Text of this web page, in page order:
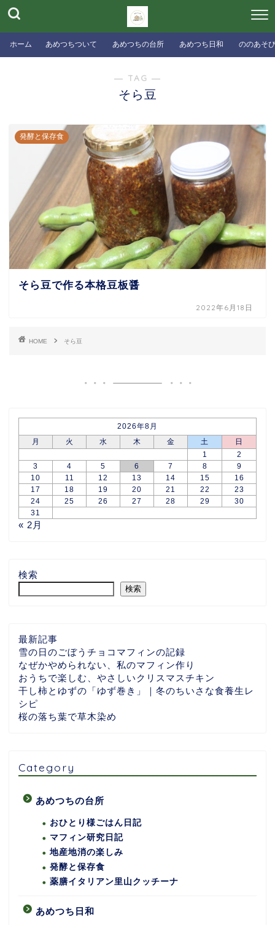
ホーム あめつちついて あめつちの台所 あめつち日和 ののあそ
― TAG ―
そら豆
発酵と保存食
そら豆で作る本格豆板醤
2022年6月18日
HOME そら豆
2026年8月
月
火 水 木 金 土
日
1
2
3
4 5 6 7 8
9
10
11 12 13 14 15
16
17
18 19 20 21 22
23
24
25 26 27 28 29
30
31
« 2月
検索
検索
最新記事
雪の日のごぼうチョコマフィンの記録
なぜかやめられない、私のマフィン作り
おうちで楽しむ、やさしいクリスマスチキン
干し柿とゆずの「ゆず巻き」｜冬のちいさな食養生レ
シピ
桜の落ち葉で草木染め
Category
あめつちの台所
おひとり様ごはん日記
マフィン研究日記
地産地消の楽しみ
発酵と保存食
薬膳イタリアン里山クッチーナ
あめつち日和